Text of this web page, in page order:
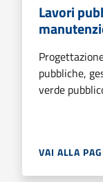
Lavori
pubbliche,
verde
VAI ALLA